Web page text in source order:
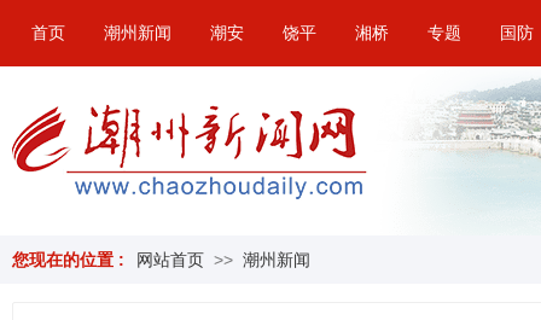
首页 潮州新闻 潮安 饶平 湘桥 专题 国防
您现在的位置 : 网站首页 >> 潮州新闻